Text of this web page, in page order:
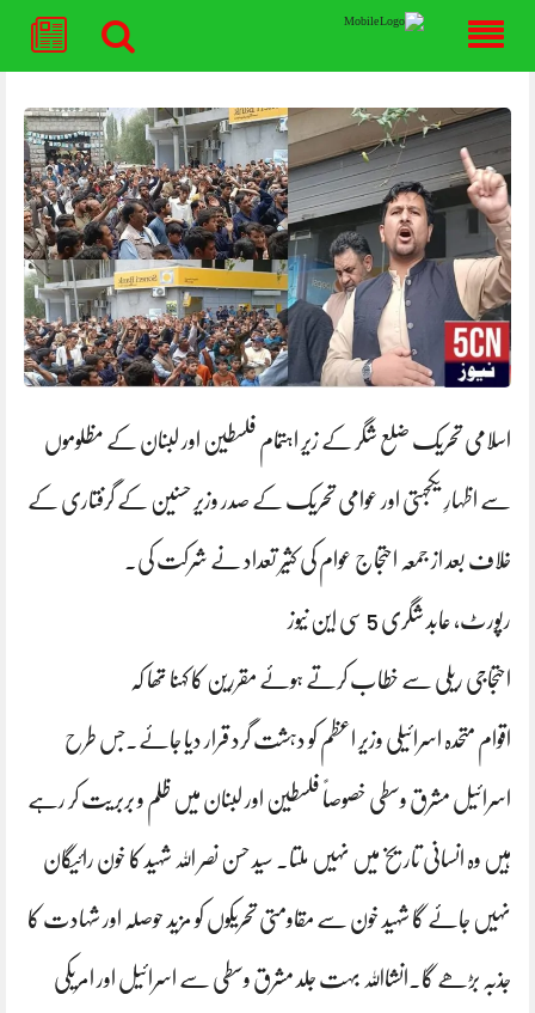
content
اسلامی تحریک ضلع شگر کے زیر اہتمام فلسطین اور لبنان کے مظلوموں
سے اظہارِ یکجہتی اور عوامی تحریک کے صدر وزیر حسنین کے گرفتاری کے
خلاف بعد از جمعہ احتجاج عوام کی کثیر تعداد نے شرکت کی۔
رپورٹ، عابد شگری 5 سی این نیوز
احتجاجی ریلی سے خطاب کرتے ہوئے مقررین کا کہنا تھا کہ
اقوام متحدہ اسرائیلی وزیر اعظم کو دہشت گرد قرار دیا جائے۔جس طرح
اسرائیل مشرق وسطی خصوصاً فلسطین اور لبنان میں ظلم و بربریت کر رہے
ہیں وہ انسانی تاریخ میں نہیں ملتا۔ سید حسن نصر اللہ شہید کا خون رائیگان
نہیں جائے گا شہید خون سے مقاومتی تحریکوں کو مزید حوصلہ اور شہادت کا
جذبہ بڑھے گا۔انشااللہ بہت جلد مشرق وسطی سے اسرائیل اور امریکی